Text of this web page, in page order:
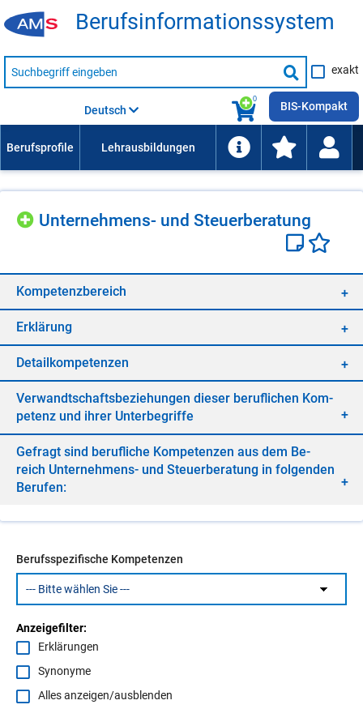
Be­rufs­in­for­ma­ti­ons­sys­tem
Suche
nach
Suche
starten
exakt
0
Deutsch BIS-Kompakt
Un­ter­neh­mens- und Steu­er­be­ra­tung
Kom­pe­tenz­be­reich
Er­klä­rung
De­tail­kom­pe­ten­zen
Ver­wandt­schafts­be­zie­hun­gen die­ser be­ruf­li­chen Kom­
pe­tenz und ih­rer Un­ter­be­grif­fe
Ge­fragt sind be­ruf­li­che Kom­pe­ten­zen aus dem Be­
reich Un­ter­neh­mens- und Steu­er­be­ra­tung in fol­gen­den
Be­ru­fen:
Berufsspezifische Kompetenzen
Anzeigefilter:
Erklärungen
Synonyme
Alles anzeigen/ausblenden